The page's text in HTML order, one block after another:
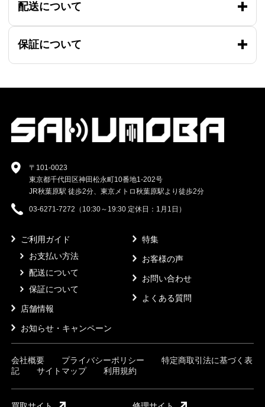
配送について
保証について
〒101-0023
東京都千代田区神田松永町10番地1-202号
JR秋葉原駅 徒歩2分、東京メトロ秋葉原駅より徒歩2分
03-6271-7272（10:30～19:30 定休日：1月1日）
ご利用ガイド
お支払い方法
配送について
保証について
店舗情報
お知らせ・キャンペーン
特集
お客様の声
お問い合わせ
よくある質問
会社概要 プライバシーポリシー
特定商取引法に基づく表
記
サイトマップ 利用規約